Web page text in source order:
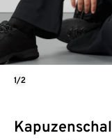
Kapuzenschal
1/2